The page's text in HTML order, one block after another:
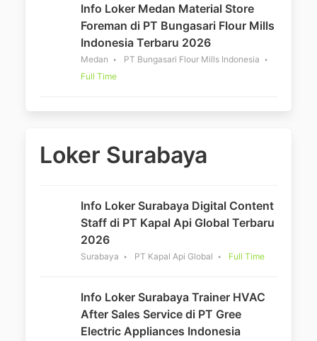
Info Loker Medan Material Store
Foreman di PT Bungasari Flour Mills
Indonesia Terbaru 2026
Medan
PT Bungasari Flour Mills Indonesia
Full Time
Loker Surabaya
Info Loker Surabaya Digital Content
Staff di PT Kapal Api Global Terbaru
2026
Surabaya PT Kapal Api Global Full Time
Info Loker Surabaya Trainer HVAC
After Sales Service di PT Gree
Electric Appliances Indonesia